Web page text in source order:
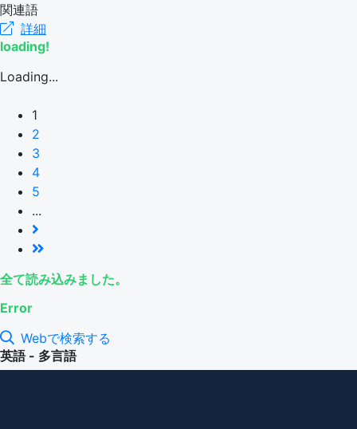
関連語
詳細
loading!
Loading...
1
2
3
4
5
...
全て読み込みました。
Error
Webで検索する
英語 - 多言語